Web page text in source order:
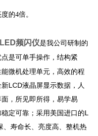
的4倍。
频闪仪是我公司研制的
点是可单手操作，结构紧
微机处理单元，高效的程
LCD液晶屏显示数据，人
，所见即所得，易学易
定可靠；采用美国进口的L
、寿命长、亮度高、整机热